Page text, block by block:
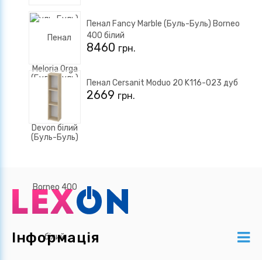
Пенал Fancy Marble (Буль-Буль) Borneo
400 білий
8460 грн.
Пенал Cersanit Moduo 20 K116-023 дуб
2669 грн.
Інформація